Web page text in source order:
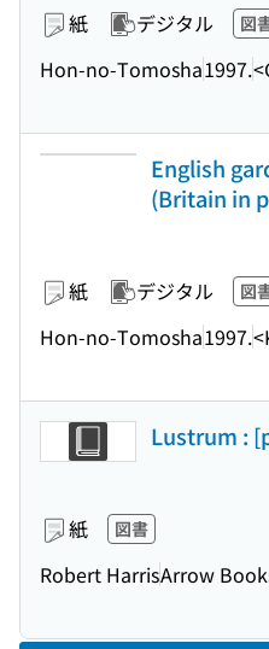
紙 デジタル 図
Hon-no-Tomosha1997.
English
(Britain in
紙 デジタル 図
Hon-no-Tomosha1997.
Lustrum :
紙 図書
Robert HarrisArrow